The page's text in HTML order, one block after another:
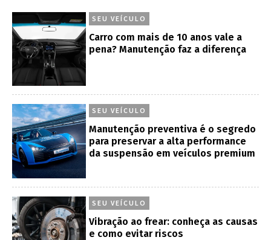
SEU VEÍCULO
Carro com mais de 10 anos vale a
pena? Manutenção faz a diferença
SEU VEÍCULO
Manutenção preventiva é o segredo
para preservar a alta performance
da suspensão em veículos premium
SEU VEÍCULO
Vibração ao frear: conheça as causas
e como evitar riscos